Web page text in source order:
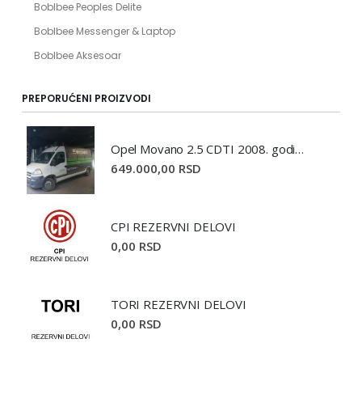
Boblbee Peoples Delite
Boblbee Messenger & Laptop
Boblbee Aksesoar
PREPORUĆENI PROIZVODI
Opel Movano 2.5 CDTI 2008. godište
649.000,00 RSD
CPI REZERVNI DELOVI
0,00 RSD
TORI REZERVNI DELOVI
0,00 RSD